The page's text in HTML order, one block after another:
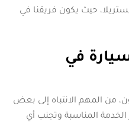
حيث يكون فريقنا في
في
من المهم الانتباه إلى بعض
المناسبة وتجنب أي